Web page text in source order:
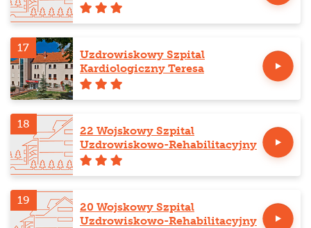
17
Uzdrowiskowy Szpital
Kardiologiczny Teresa
18
22 Wojskowy Szpital
Uzdrowiskowo-Rehabilitacyjny
19
20 Wojskowy Szpital
Uzdrowiskowo-Rehabilitacyjny